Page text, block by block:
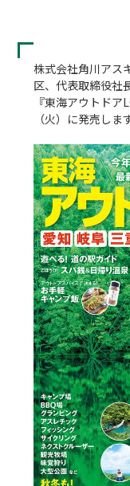
株式会社角川アス
区、代表取締役社
『東海アウトド
（火）に発売しま